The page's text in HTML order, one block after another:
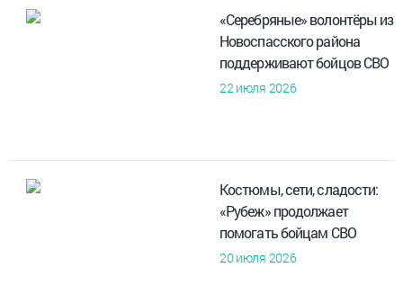
«Серебряные» волонтёры из
Новоспасского района
поддерживают бойцов СВО
22 июля 2026
Костюмы, сети, сладости:
«Рубеж» продолжает
помогать бойцам СВО
20 июля 2026